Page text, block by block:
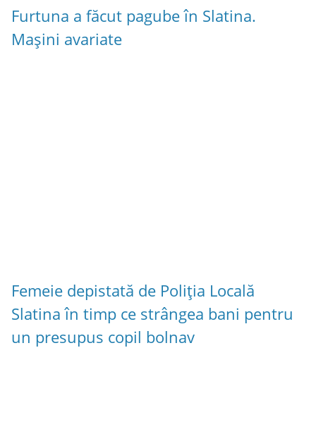
Furtuna a făcut pagube în Slatina.
Mașini avariate
Femeie depistată de Poliția Locală
Slatina în timp ce strângea bani pentru
un presupus copil bolnav